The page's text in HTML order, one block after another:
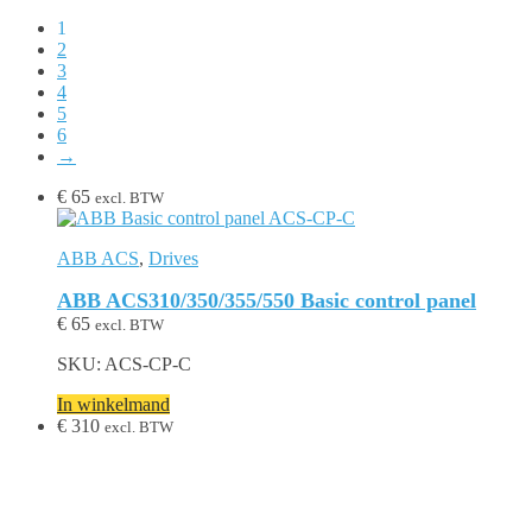
1
2
3
4
5
6
→
€ 65 excl. BTW
ABB ACS, Drives
ABB ACS310/350/355/550 Basic control panel
€ 65 excl. BTW
SKU: ACS-CP-C
In winkelmand
€ 310 excl. BTW